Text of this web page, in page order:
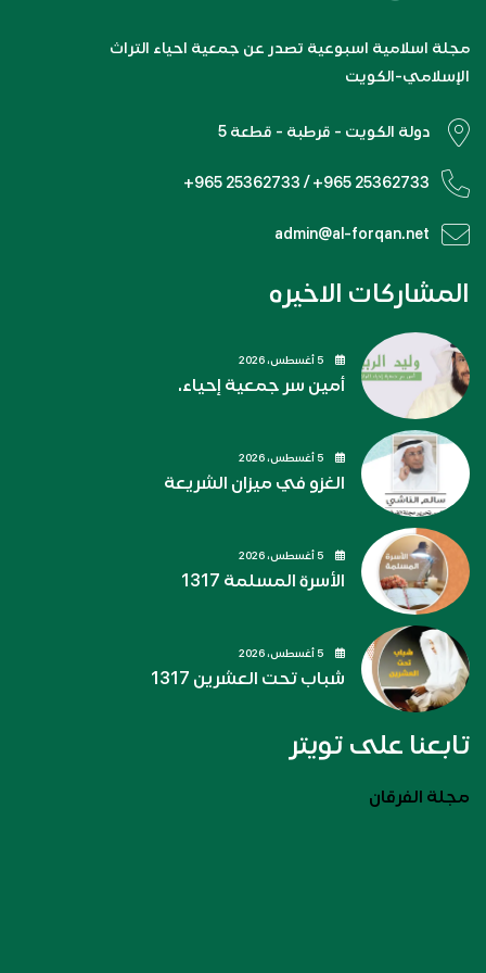
مجلة اسلامية اسبوعية تصدر عن جمعية احياء التراث
الإسلامي-الكويت
دولة الكويت - قرطبة - قطعة 5
+965 25362733 / +965 25362733
admin@al-forqan.net
المشاركات الاخيره
أمين سر جمعية إحياء.
الغزو في ميزان الشريعة
الأسرة المسلمة 1317
شباب تحت العشرين 1317
تابعنا على تويتر
مجلة الفرقان